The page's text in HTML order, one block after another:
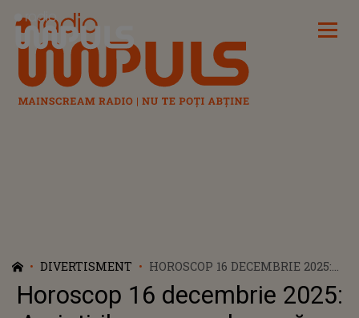
Radio Impuls
DIVERTISMENT
HOROSCOP 16 DECEMBRIE 2025:
AMINTIRILE CARE CREDEAU CĂ
AU FOST ÎNGROPATE IES LA
Horoscop 16 decembrie 2025: